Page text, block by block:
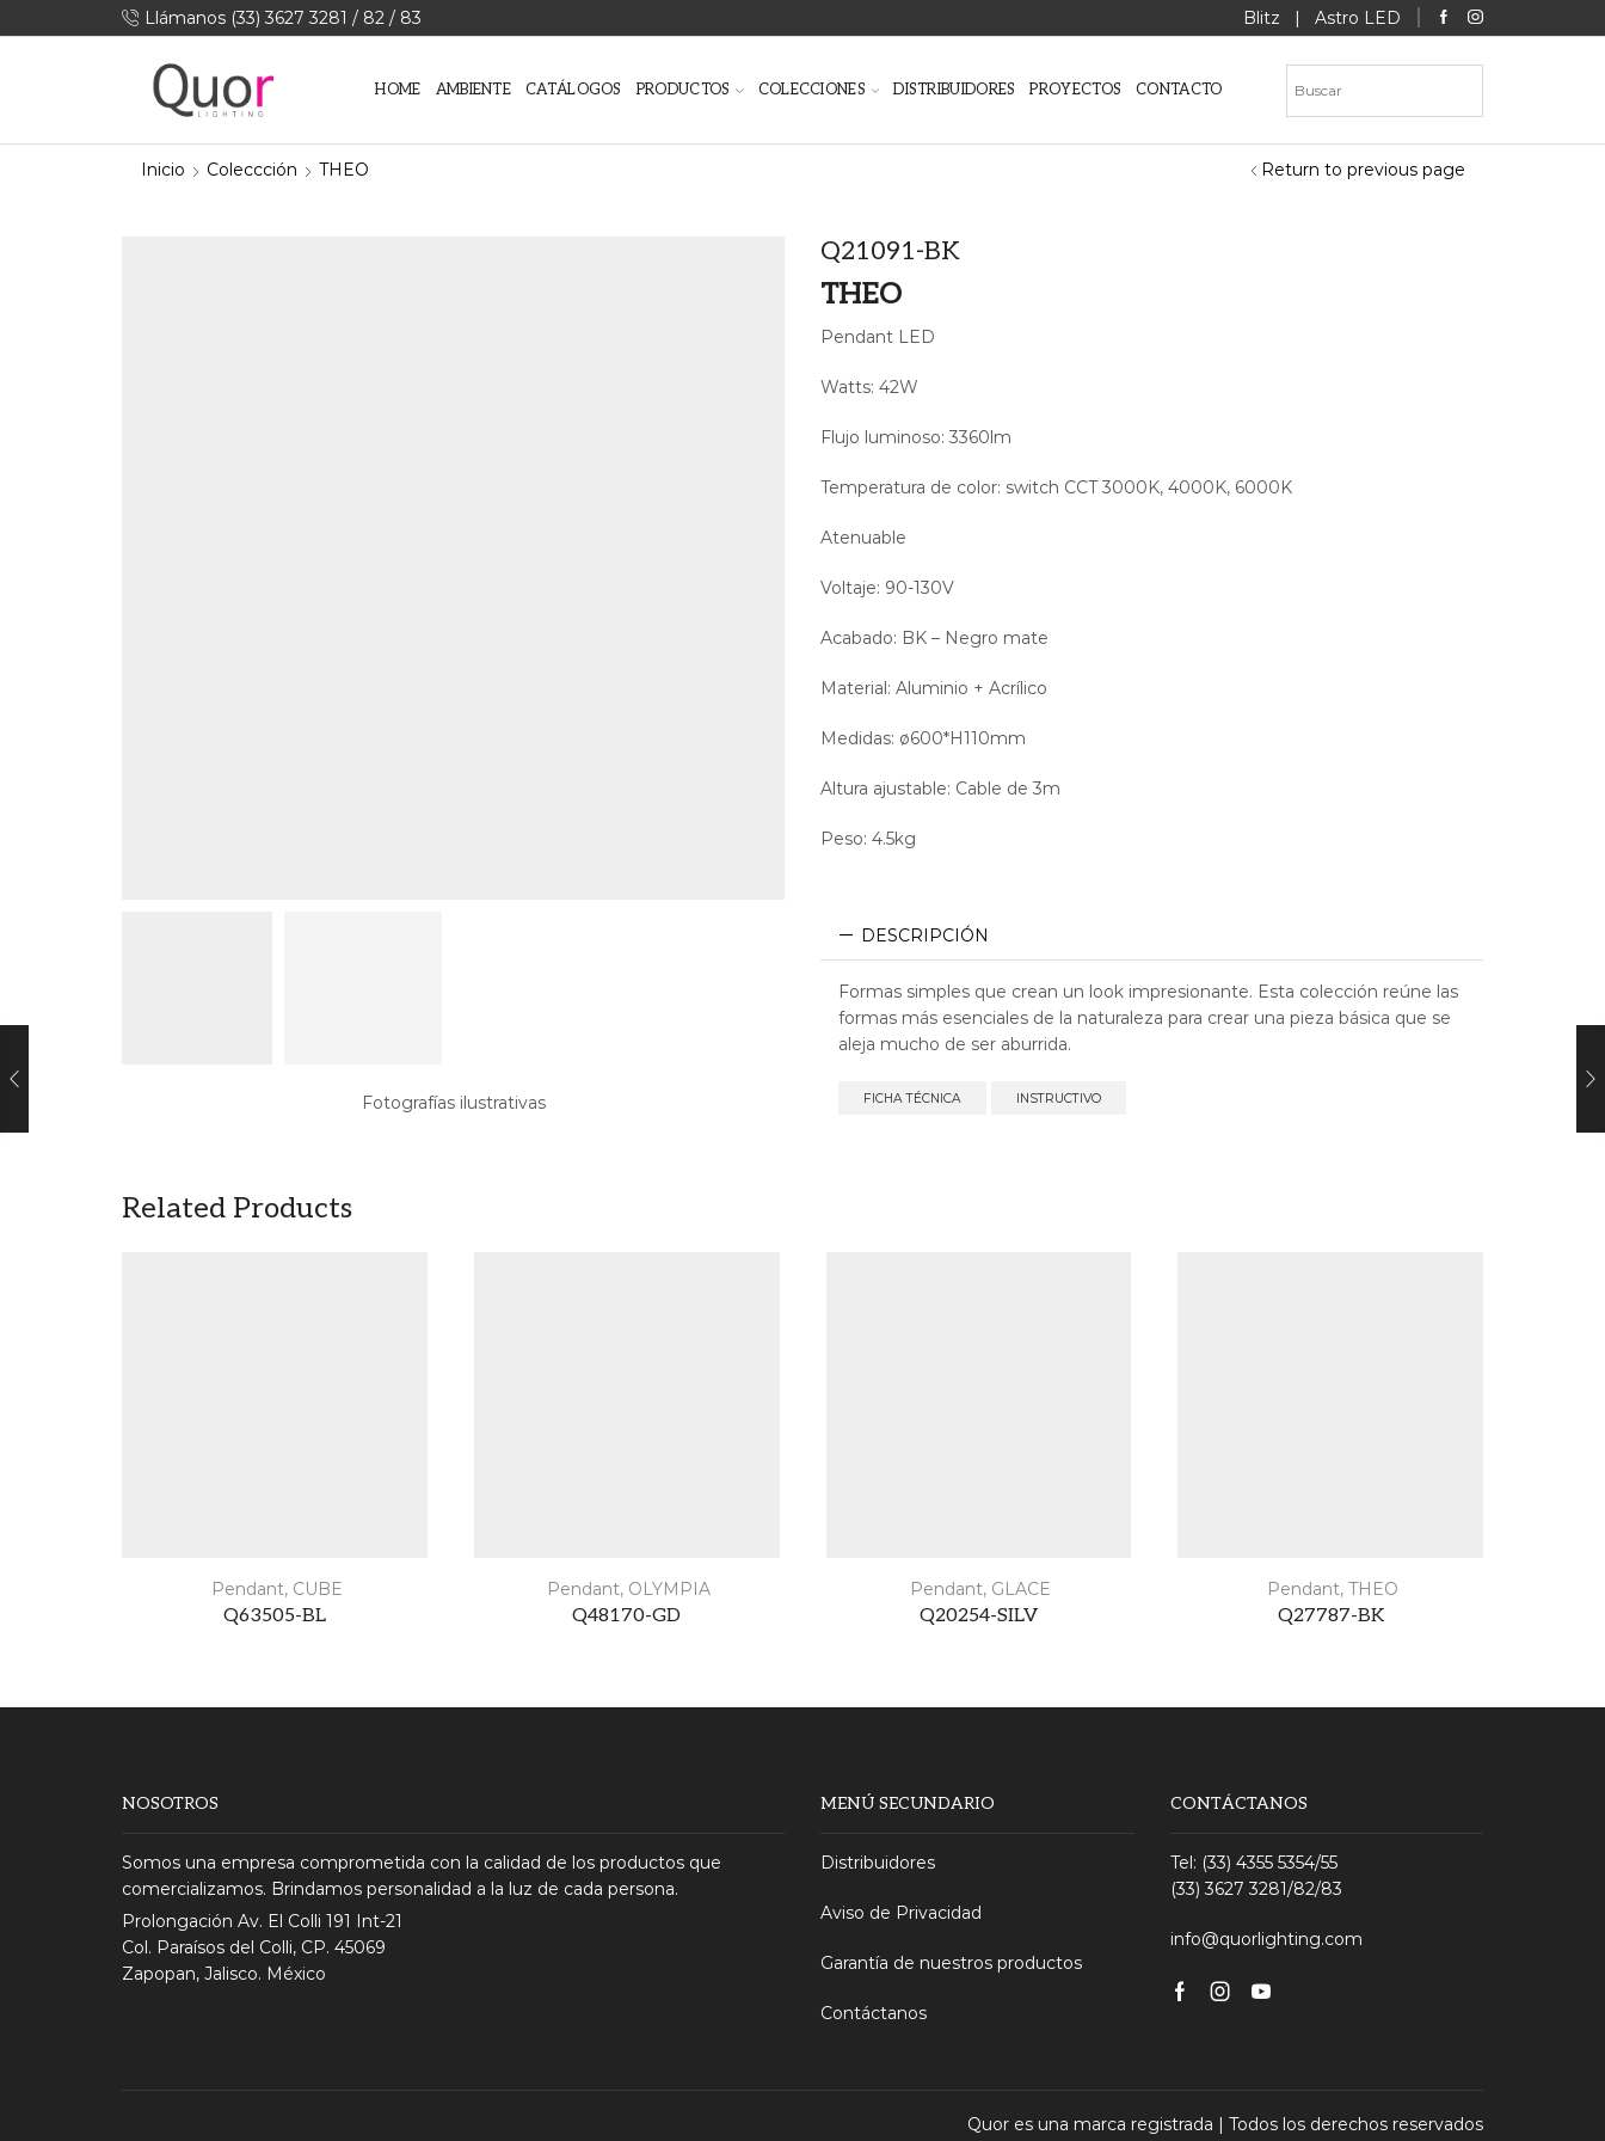
Llámanos (33) 3627 3281 / 82 / 83 Blitz | Astro LED
HOME AMBIENTE CATÁLOGOS PRODUCTOS COLECCIONES DISTRIBUIDORES PROYECTOS CONTACTO
Inicio Coleccción THEO Return to previous page
Fotografías ilustrativas
Q21091-BK
THEO
Pendant LED
Watts: 42W
Flujo luminoso: 3360lm
Temperatura de color: switch CCT 3000K, 4000K, 6000K
Atenuable
Voltaje: 90-130V
Acabado: BK – Negro mate
Material: Aluminio + Acrílico
Medidas: ø600*H110mm
Altura ajustable: Cable de 3m
Peso: 4.5kg
DESCRIPCIÓN
Formas simples que crean un look impresionante. Esta colección reúne las
formas más esenciales de la naturaleza para crear una pieza básica que se
aleja mucho de ser aburrida.
FICHA TÉCNICA INSTRUCTIVO
Related Products
Pendant, CUBE
Q63505-BL
Pendant, OLYMPIA
Q48170-GD
Pendant, GLACE
Q20254-SILV
Pendant,THEO
Q27787-BK
NOSOTROS
Somos una empresa comprometida con la calidad de los productos que
comercializamos. Brindamos personalidad a la luz de cada persona.
Prolongación Av. El Colli 191 Int-21
Col. Paraísos del Colli, CP. 45069
Zapopan, Jalisco. México
MENÚ SECUNDARIO
Distribuidores
Aviso de Privacidad
Garantía de nuestros productos
Contáctanos
CONTÁCTANOS
Tel: (33) 4355 5354/55
(33) 3627 3281/82/83
info@quorlighting.com
Facebook
Instagram
Youtube
Quor es una marca registrada | Todos los derechos reservados